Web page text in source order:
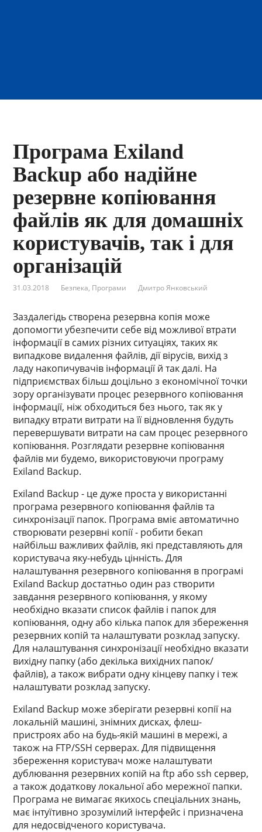
Програма Exiland
Backup або надійне
резервне копіювання
файлів як для домашніх
користувачів, так і для
організацій
31.03.2018 Безпека, Програми Дмитро Янковський
Заздалегідь створена резервна копія може
допомогти убезпечити себе від можливої втрати
інформації в самих різних ситуаціях, таких як
випадкове видалення файлів, дії вірусів, вихід з
ладу накопичувачів інформації й так далі. На
підприємствах більш доцільно з економічної точки
зору організувати процес резервного копіювання
інформації, ніж обходиться без нього, так як у
випадку втрати витрати на її відновлення будуть
перевершувати витрати на сам процес резервного
копіювання. Розглядати резервне копіювання
файлів ми будемо, використовуючи програму
Exiland Backup.
Exiland Backup - це дуже проста у використанні
програма резервного копіювання файлів та
синхронізації папок. Програма вміє автоматично
створювати резервні копії - робити бекап
найбільш важливих файлів, які представляють для
користувача яку-небудь цінність. Для
налаштування резервного копіювання в програмі
Exiland Backup достатньо один раз створити
завдання резервного копіювання, у якому
необхідно вказати список файлів і папок для
копіювання, одну або кілька папок для збереження
резервних копій та налаштувати розклад запуску.
Для налаштування синхронізації необхідно вказати
вихідну папку (або декілька вихідних папок/
файлів), а також вибрати одну кінцеву папку і теж
налаштувати розклад запуску.
Exiland Backup може зберігати резервні копії на
локальній машині, знімних дисках, флеш-
пристроях або на будь-якій машині в мережі, а
також на FTP/SSH серверах. Для підвищення
збереження користувач може налаштувати
дублювання резервних копій на ftp або ssh сервер,
а також додаткову локальної або мережної папки.
Програма не вимагає якихось спеціальних знань,
має інтуїтивно зрозумілий інтерфейс і призначена
для недосвідченого користувача.